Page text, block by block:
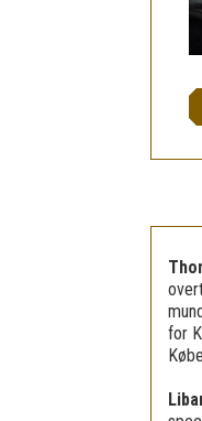
for